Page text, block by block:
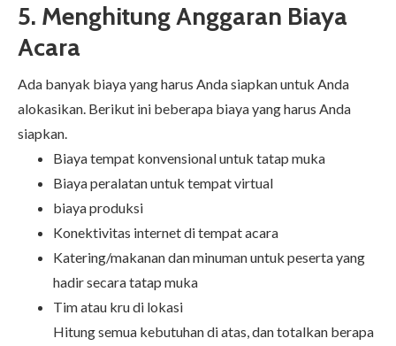
5. Menghitung Anggaran Biaya
Acara
Ada banyak biaya yang harus Anda siapkan untuk Anda
alokasikan. Berikut ini beberapa biaya yang harus Anda
siapkan.
Biaya tempat konvensional untuk tatap muka
Biaya peralatan untuk tempat virtual
biaya produksi
Konektivitas internet di tempat acara
Katering/makanan dan minuman untuk peserta yang
hadir secara tatap muka
Tim atau kru di lokasi
Hitung semua kebutuhan di atas, dan totalkan berapa